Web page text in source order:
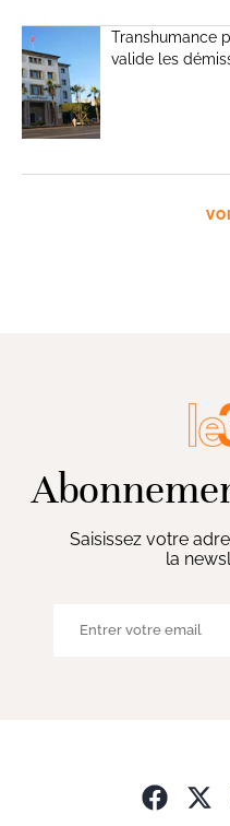
Transhumance
valide les
Saisissez votre
la